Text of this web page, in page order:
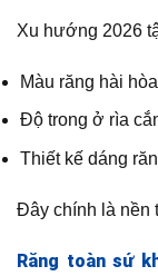
Xu hướng 2026
Màu răng hài
Độ trong ở rìa
Thiết kế dáng
Đây chính là nền
Răng toàn sứ